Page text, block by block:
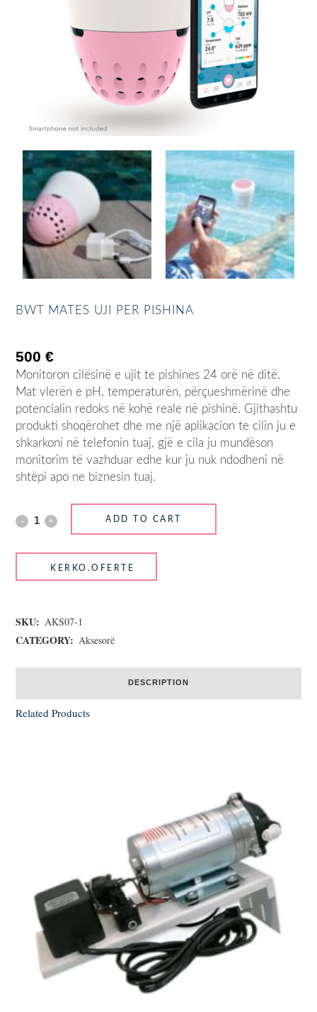
BWT MATES UJI PER PISHINA
500€
Monitoron cilësinë e ujit te pishines 24 orë në ditë.
Mat vlerën e pH, temperaturën, përçueshmërinë dhe
potencialin redoks në kohë reale në pishinë. Gjithashtu
produkti shoqërohet dhe me një aplikacion te cilin ju e
shkarkoni në telefonin tuaj, gjë e cila ju mundëson
monitorim të vazhduar edhe kur ju nuk ndodheni në
shtëpi apo ne biznesin tuaj.
ADD TO CART
SKU: AKS07-1
CATEGORY: Aksesorë
DESCRIPTION
Related Products